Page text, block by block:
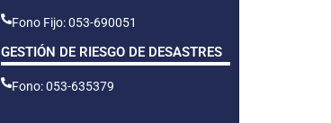
Fono Fijo: 053-690051
GESTIÓN DE RIESGO DE DESASTRES
Fono: 053-635379